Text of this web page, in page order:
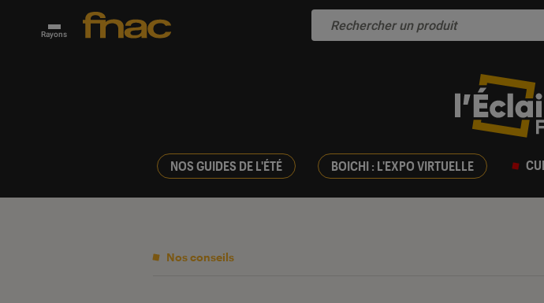
Rayons
NOS GUIDES DE L'ÉTÉ BOICHI : L'EXPO VIRTUELLE
Nos conseils